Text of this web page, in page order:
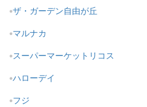
ザ・ガーデン自由が丘
マルナカ
スーパーマーケットリコス
ハローデイ
フジ